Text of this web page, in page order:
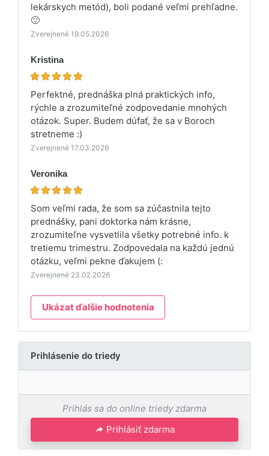
lekárskych metód), boli podané veľmi prehľadne.
🙂
Zverejnené 19.05.2026
Kristina
Perfektné, prednáška plná praktických info,
rýchle a zrozumiteľné zodpovedanie mnohých
otázok. Super. Budem dúfať, že sa v Boroch
stretneme :)
Zverejnené 17.03.2026
Veronika
Som veľmi rada, že som sa zúčastnila tejto
prednášky, pani doktorka nám krásne,
zrozumiteľne vysvetlila všetky potrebné info. k
tretiemu trimestru. Zodpovedala na každú jednú
otázku, veľmi pekne ďakujem (:
Zverejnené 23.02.2026
Ukázat ďalšie hodnotenia
Prihlásenie do triedy
Prihlás sa do online triedy zdarma
Prihlásiť zdarma